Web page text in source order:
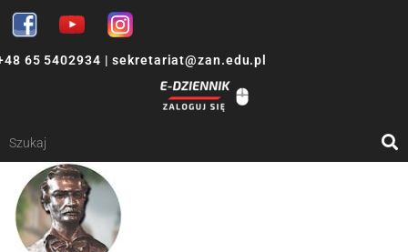
65 5402934 | sekretariat@zan.edu.pl